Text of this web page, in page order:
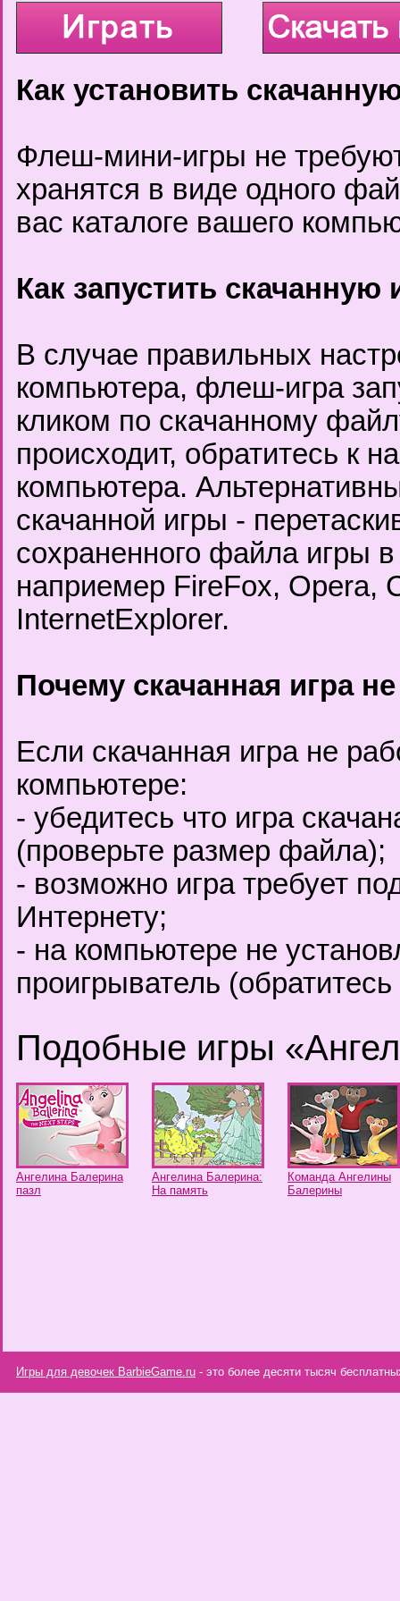
Как установить
Флеш-мини-игры не
хранятся в виде одного
вас каталоге вашего
Как запустить скачанную
В случае правильных
компьютера, флеш-игра
кликом по скачанному
происходит, обратитесь к
компьютера.
скачанной игры -
сохраненного файла игры
наприемер FireFox, Opera,
InternetExplorer.
Почему скачанная игра
Если скачанная игра не
компьютере:
- убедитесь что игра
(проверьте размер файла);
- возможно игра требует
Интернету;
- на компьютере не
проигрыватель
Подобные игры
Ангелина Балерина
пазл
Ангелина Балерина:
На память
Команда Ангелины
Балерины
Игры для девочек BarbieGame.ru - это более десяти тысяч